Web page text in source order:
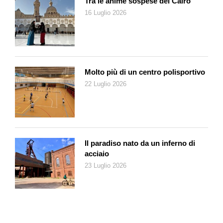
quarti di finale con la Spagna, mi sono emozionato come non
mi era mai capitato. Il pubblico dello Stade de Suisse ha
cantato con le nostre ragazze. Pia Sundhage, allenatrice
svedese della nostra nazionale, le accompagnava muovendo
le labbra, probabilmente per scongiurare il pianto. Sulle tribune,
il muro rossocrociato non ha smesso un solo istante di
incoraggiare la squadra. Anche quando era sotto di due reti.
Anche alla fine dell’incontro, quando le nostre calciatrici sono
rimaste a lungo sul campo, reggendo uno striscione di
ringraziamento ai fans. L’abbraccio tra tribune e campo ha
distillato emozioni da pelle d’oca.
Ora però, si tratta di capitalizzare ciò che l’Europeo ha saputo
proporre. Cosa accadrà il 23 agosto, quando si aprirà la nuova
stagione della Super League femminile? Lucerna-Servette,
oppure San Gallo-Young Boys, faranno registrare un insolito
16 Luglio 2026
Molto più di un centro polisportivo
22 Luglio 2026
Il paradiso nato da un inferno di
acciaio
23 Luglio 2026